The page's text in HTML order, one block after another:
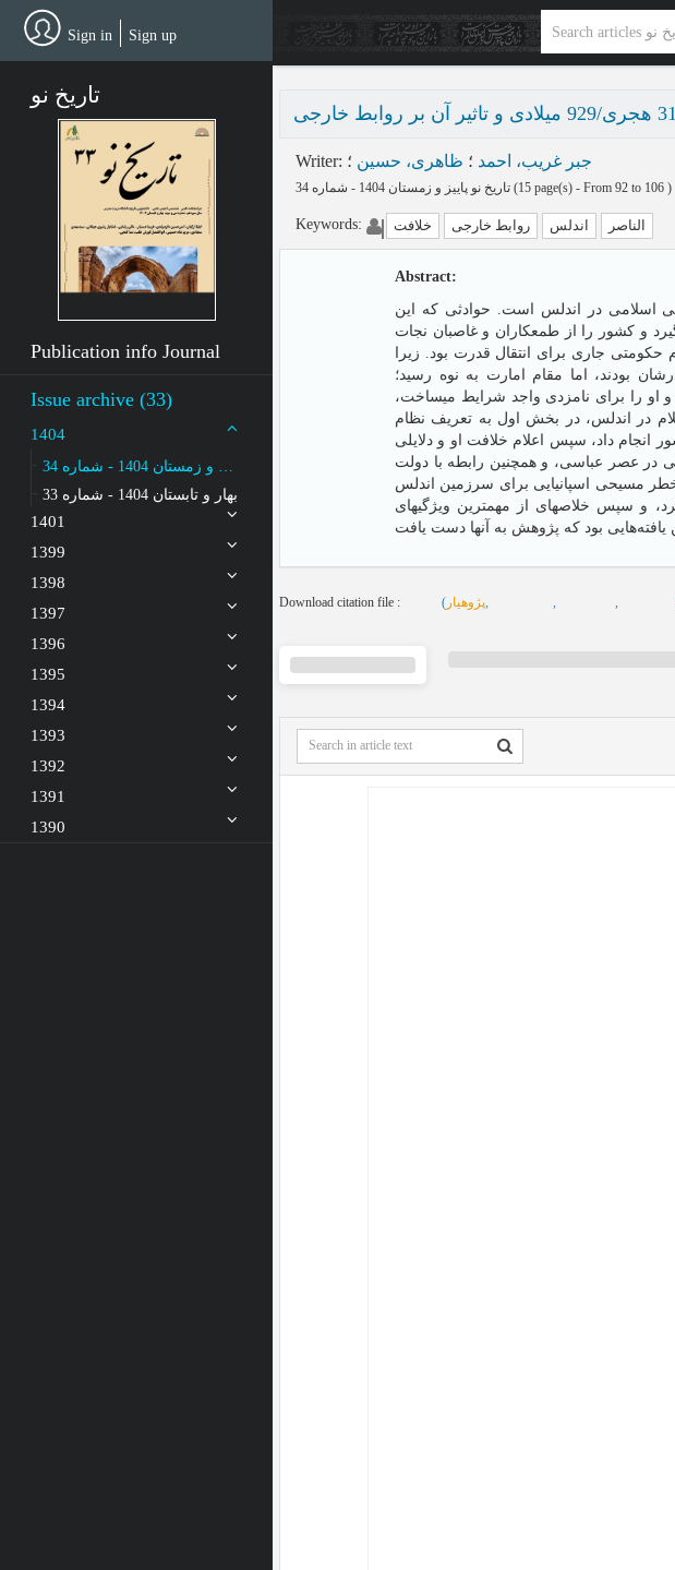
Sign in Sign up
تاریخ نو
Publication info Journal
Issue archive (33)
1404
بهار و تابستان 1404 - شماره 33
1401
1399
1398
1397
1396
1395
1394
1393
1392
1391
1390
Writer: جبر غریب، احمد ؛ ظاهری، حسین ؛
(‎15 page(s) - From 92 to 106 )
Keywords: خلافت روابط خارجی اندلس الناصر
Abstract:
اسلامی در اندلس است. حوادثی که این
و کشور را از طمعکاران و غاصبان نجات
حکومتی جاری برای انتقال قدرت بود. زیرا
بودند، اما مقام امارت به نوه رسید؛
او را برای نامزدی واجد شرایط میساخت،
در اندلس، در بخش اول به تعریف نظام
انجام داد، سپس اعلام خلافت او و دلایلی
در عصر عباسی، و همچنین رابطه با دولت
مسیحی اسپانیایی برای سرزمین اندلس
و سپس خلاصهای از مهمترین ویژگیهای
Download citation file : ( پژوهیار, , ,